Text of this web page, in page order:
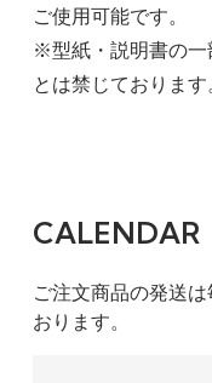
ご使用可能です。
※型紙・説明書の一
とは禁じております
CALENDAR
ご注文商品の発送
おります。